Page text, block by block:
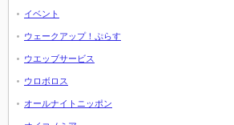
イベント
ウェークアップ！ぷらす
ウエッブサービス
ウロボロス
オールナイトニッポン